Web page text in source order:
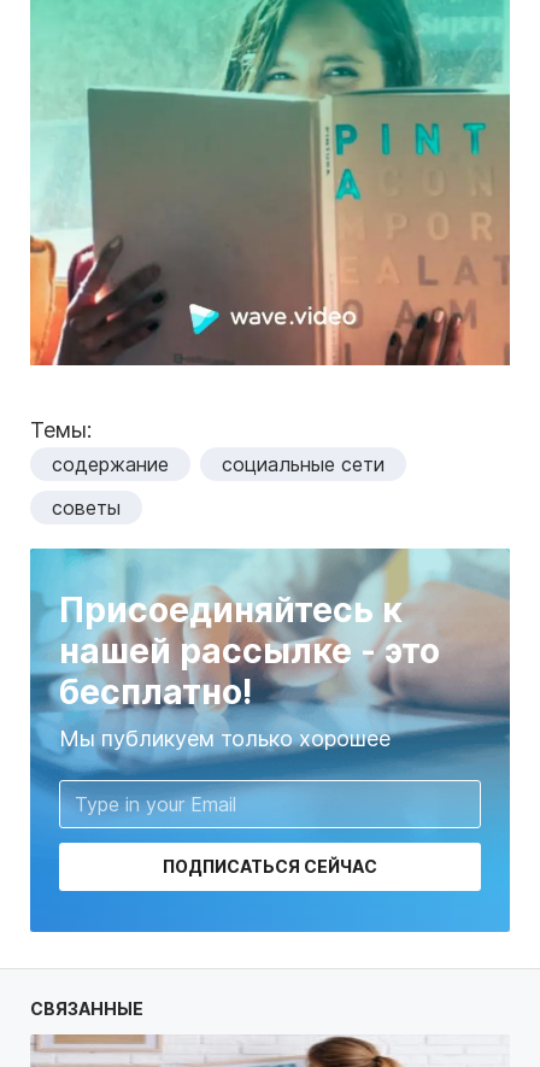
Темы:
содержание
социальные сети
советы
Присоединяйтесь к
нашей рассылке - это
бесплатно!
Мы публикуем только хорошее
ПОДПИСАТЬСЯ СЕЙЧАС
СВЯЗАННЫЕ